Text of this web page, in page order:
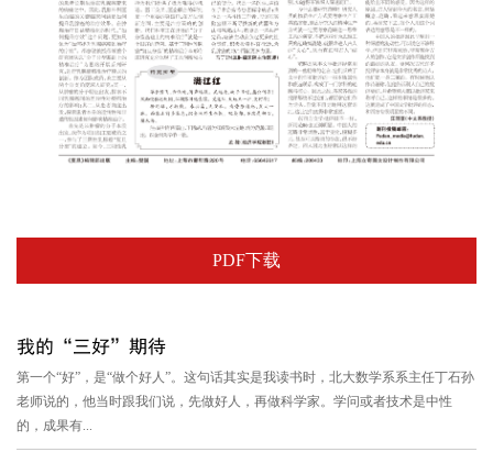
PDF下载
我的“三好”期待
第一个“好”，是“做个好人”。这句话其实是我读书时，北大数学系系主任丁石孙
老师说的，他当时跟我们说，先做好人，再做科学家。学问或者技术是中性
的，成果有...